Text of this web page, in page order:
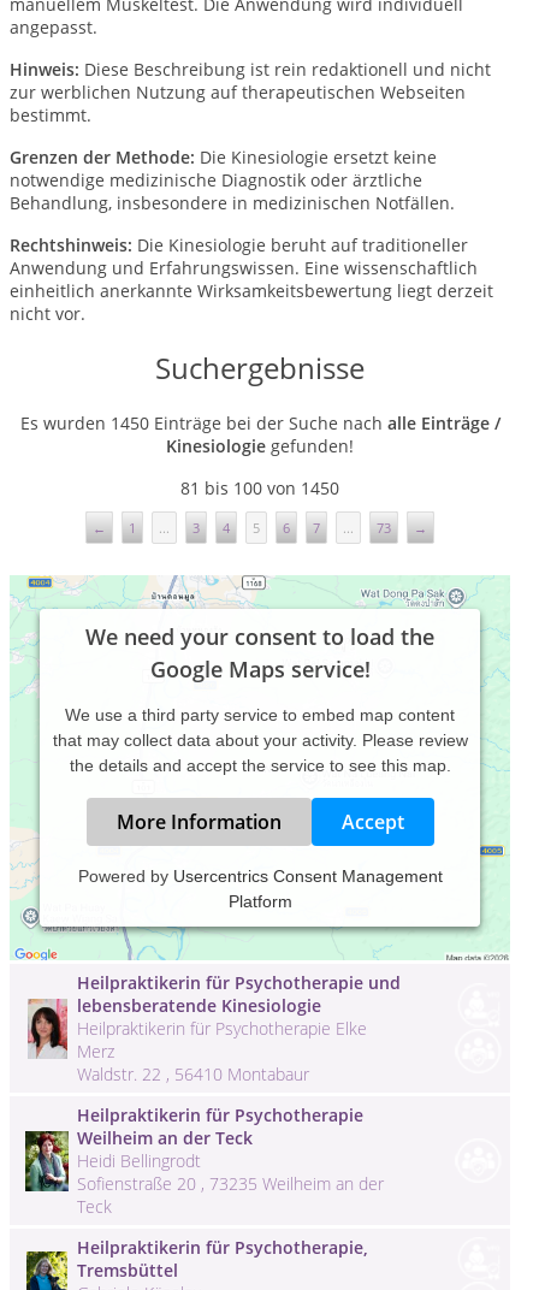
angepasst.
Hinweis: Diese Beschreibung ist rein redaktionell und nicht
zur werblichen Nutzung auf therapeutischen Webseiten
bestimmt.
Grenzen der Methode: Die Kinesiologie ersetzt keine
notwendige medizinische Diagnostik oder ärztliche
Behandlung, insbesondere in medizinischen Notfällen.
Rechtshinweis: Die Kinesiologie beruht auf traditioneller
Anwendung und Erfahrungswissen. Eine wissenschaftlich
einheitlich anerkannte Wirksamkeitsbewertung liegt derzeit
nicht vor.
Suchergebnisse
Es wurden 1450 Einträge bei der Suche nach alle Einträge /
Kinesiologie gefunden!
81 bis 100 von 1450
← 1 ... 3 4 5 6 7 ... 73 →
We need your consent to load the
Google Maps service!
We use a third party service to embed map content
that may collect data about your activity. Please review
the details and accept the service to see this map.
More Information Accept
Powered by Usercentrics Consent Management
Platform
Heilpraktikerin für Psychotherapie
Praxis Seelenstark Flöha
Chemnitzer Straße 12AA , 09557 Flöha
Heilpraktikerin für Psychotherapie und
lebensberatende Kinesiologie
Heilpraktikerin für Psychotherapie Elke
Merz
Waldstr. 22 , 56410 Montabaur
Heilpraktikerin für Psychotherapie
Weilheim an der Teck
Heidi Bellingrodt
Sofienstraße 20 , 73235 Weilheim an der
Teck
Heilpraktikerin für Psychotherapie,
Tremsbüttel